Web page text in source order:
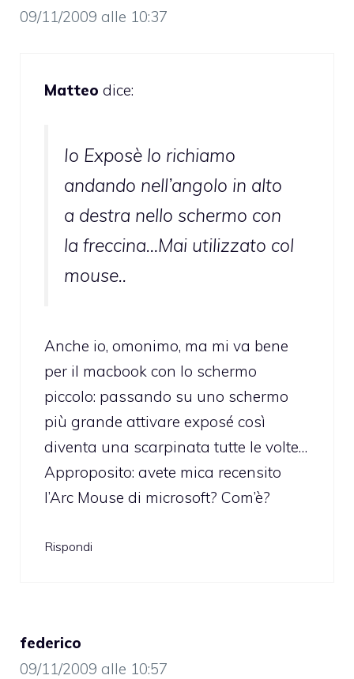
09/11/2009 alle 10:37
Matteo dice:
Io Exposè lo richiamo
andando nell’angolo in alto
a destra nello schermo con
la freccina…Mai utilizzato col
mouse..
Anche io, omonimo, ma mi va bene
per il macbook con lo schermo
piccolo: passando su uno schermo
più grande attivare exposé così
diventa una scarpinata tutte le volte…
Approposito: avete mica recensito
l’Arc Mouse di microsoft? Com’è?
Rispondi
federico
09/11/2009 alle 10:57